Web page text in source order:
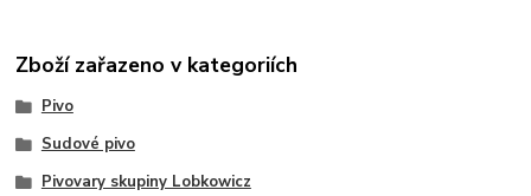
Zboží zařazeno v kategoriích
Pivo
Sudové pivo
Pivovary skupiny Lobkowicz